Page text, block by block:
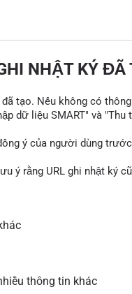
NHẬT KÝ ĐÃ
tạo. Nếu không có
dữ liệu SMART" và
ý của người dùng
ý rằng URL ghi nhật ký
thông tin khác